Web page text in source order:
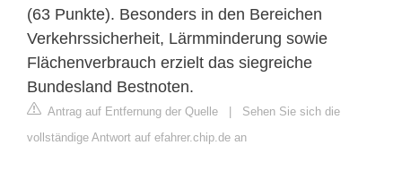
(63 Punkte). Besonders in den Bereichen
Verkehrssicherheit, Lärmminderung sowie
Flächenverbrauch erzielt das siegreiche
Bundesland Bestnoten.
Antrag auf Entfernung der Quelle | Sehen Sie sich die
vollständige Antwort auf efahrer.chip.de an